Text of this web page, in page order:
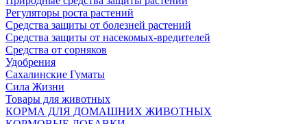
Регуляторы роста растений
Средства защиты от болезней растений
Средства защиты от насекомых-вредителей
Средства от сорняков
Удобрения
Сахалинские Гуматы
Сила Жизни
Товары для животных
КОРМА ДЛЯ ДОМАШНИХ ЖИВОТНЫХ